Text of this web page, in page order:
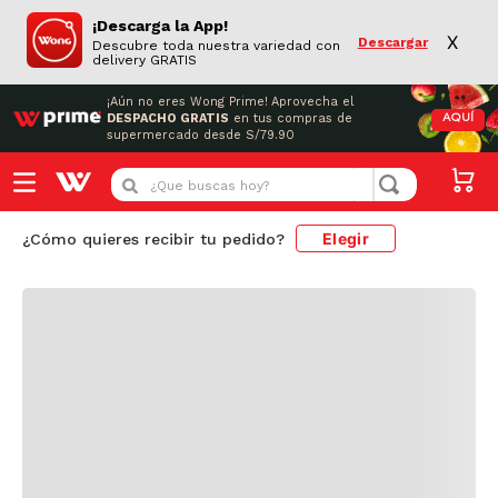
¡Descarga la App!
Descubre toda nuestra variedad con
delivery GRATIS
Descargar X
¡Aún no eres Wong Prime! Aprovecha el
DESPACHO GRATIS en tus compras de
supermercado desde S/79.90
AQUÍ
¿Que buscas hoy?
¿Cómo quieres recibir tu pedido? Elegir
Cargando comentarios...